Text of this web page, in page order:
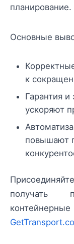
планирование.
Основные
к
Гарантия и
ускоряют
повышают
получать